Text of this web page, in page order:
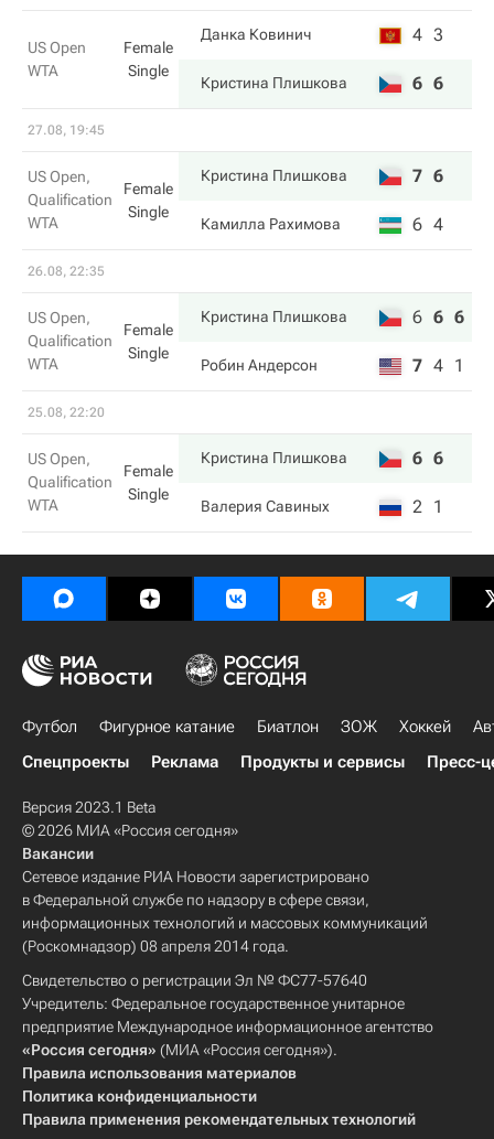
US Open
WTA
Female
Single
Данка Ковинич 4 3
Кристина Плишкова 6 6
27.08, 19:45
US Open,
Qualification
WTA
Female
Single
Кристина Плишкова 7 6
Камилла Рахимова 6 4
26.08, 22:35
US Open,
Qualification
WTA
Female
Single
Кристина Плишкова 6 6 6
Робин Андерсон 7 4 1
25.08, 22:20
US Open,
Qualification
WTA
Female
Single
Кристина Плишкова 6 6
Валерия Савиных 2 1
Футбол Фигурное катание Биатлон ЗОЖ Хоккей
Спецпроекты
Реклама Продукты и сервисы Пресс-
Версия 2023.1 Beta
© 2026 МИА «Россия сегодня»
Вакансии
Сетевое издание РИА Новости зарегистрировано
в Федеральной службе по надзору в сфере связи,
информационных технологий и массовых коммуникаций
(Роскомнадзор) 08 апреля 2014 года.
Свидетельство о регистрации Эл № ФС77-57640
Учредитель: Федеральное государственное унитарное
предприятие Международное информационное агентство
«Россия сегодня» (МИА «Россия сегодня»).
Правила использования материалов
Политика конфиденциальности
Правила применения рекомендательных технологий